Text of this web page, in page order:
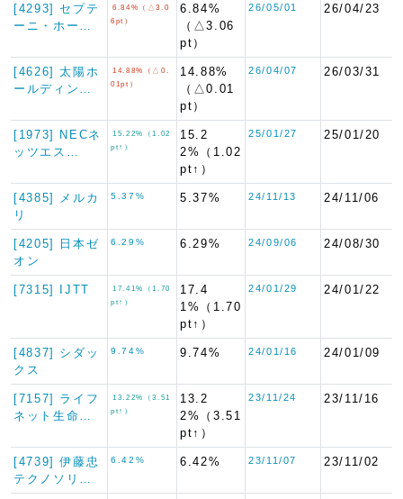
[4293] セプテ
ーニ・ホー…
6.84%（△3.0
6pt）
6.84%
（△3.06
pt）
26/05/01 26/04/23
[4626] 太陽ホ
ールディン…
14.88%（△0.
01pt）
14.88%
（△0.01
pt）
26/04/07 26/03/31
[1973] NECネ
ッツエス…
15.22%（1.02
pt↑）
15.2
2%（1.02
pt↑）
25/01/27 25/01/20
[4385] メルカ
リ
5.37% 5.37% 24/11/13 24/11/06
[4205] 日本ゼ
オン
6.29% 6.29% 24/09/06 24/08/30
[7315] IJTT
17.41%（1.70
pt↑）
17.4
1%（1.70
pt↑）
24/01/29 24/01/22
[4837] シダッ
クス
9.74% 9.74% 24/01/16 24/01/09
[7157] ライフ
ネット生命…
13.22%（3.51
pt↑）
13.2
2%（3.51
pt↑）
23/11/24 23/11/16
[4739] 伊藤忠
テクノソリ…
6.42% 6.42% 23/11/07 23/11/02